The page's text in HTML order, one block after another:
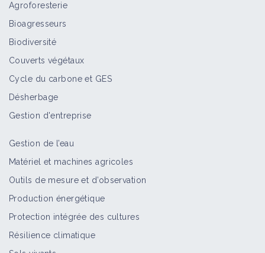
Agroforesterie
Bioagresseurs
Biodiversité
Couverts végétaux
Cycle du carbone et GES
Désherbage
Gestion d'entreprise
Gestion de l’eau
Matériel et machines agricoles
Outils de mesure et d’observation
Production énergétique
Protection intégrée des cultures
Résilience climatique